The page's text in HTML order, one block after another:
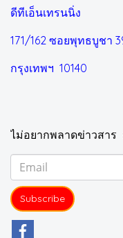
ดีทีเอ็นเทรนนิ่ง
171/162 ซอยพุทธบูชา
กรุงเทพฯ 10140
ไม่อยากพลาดข่าวสาร
Subscribe